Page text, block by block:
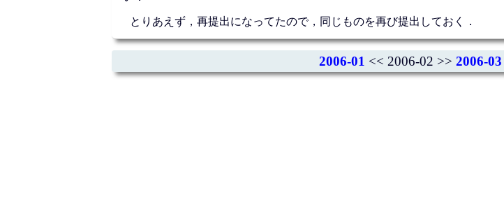
とりあえず，再提出になってたので，同じものを再び提出しておく．
2006-01 << 2006-02 >> 2006-03